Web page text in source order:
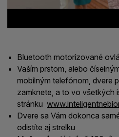
Bluetooth motorizované
Vaším prstom, alebo
mobilným telefónom, dvere
zamknete, a to vo všetkých
stránku
Dvere sa Vám dokonca
odistíte aj strelku